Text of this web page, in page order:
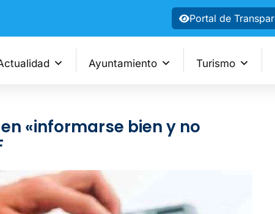
Portal de
Ayuntamiento Turismo
«informarse bien y no